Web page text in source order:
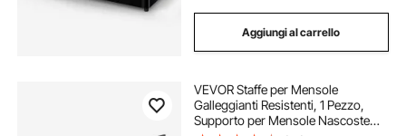
Aggiungi al carrello
VEVOR Staffe per Mensole
Galleggianti Resistenti, 1 Pezzo,
Supporto per Mensole Nascoste